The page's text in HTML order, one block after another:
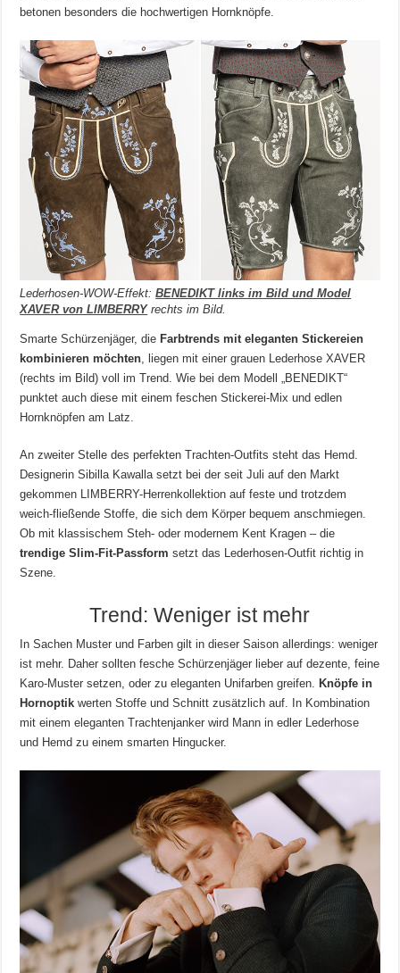
betonen besonders die hochwertigen Hornknöpfe.
Lederhosen-WOW-Effekt:BENEDIKT links im Bild und Model
XAVER von LIMBERRYrechts im Bild.
Smarte Schürzenjäger, die Farbtrends mit eleganten Stickereien
kombinieren möchten, liegen mit einer grauen Lederhose XAVER
(rechts im Bild) voll im Trend. Wie bei dem Modell „BENEDIKT“
punktet auch diese mit einem feschen Stickerei-Mix und edlen
Hornknöpfen am Latz.
An zweiter Stelle des perfekten Trachten-Outfits steht das Hemd.
Designerin Sibilla Kawalla setzt bei der seit Juli auf den Markt
gekommen LIMBERRY-Herrenkollektion auf feste und trotzdem
weich-fließende Stoffe, die sich dem Körper bequem anschmiegen.
Ob mit klassischem Steh- oder modernem Kent Kragen – die
trendige Slim-Fit-Passform setzt das Lederhosen-Outfit richtig in
Szene.
Trend: Weniger ist mehr
In Sachen Muster und Farben gilt in dieser Saison allerdings: weniger
ist mehr. Daher sollten fesche Schürzenjäger lieber auf dezente, feine
Karo-Muster setzen, oder zu eleganten Unifarben greifen. Knöpfe in
Hornoptik werten Stoffe und Schnitt zusätzlich auf. In Kombination
mit einem eleganten Trachtenjanker wird Mann in edler Lederhose
und Hemd zu einem smarten Hingucker.